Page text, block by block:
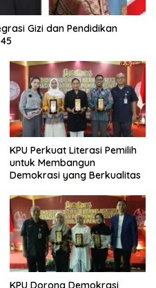
Gizi dan Pendidikan
KPU Perkuat Literasi Pemilih
untuk Membangun
Demokrasi yang Berkualitas
KPU Dorong Demokrasi